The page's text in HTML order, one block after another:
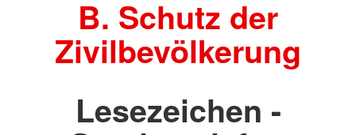
B. Schutz der
Zivilbevölkerung
Lesezeichen -